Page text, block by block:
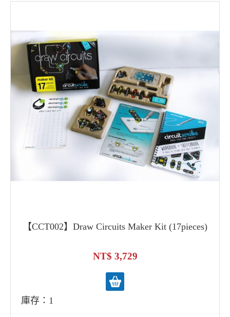
【CCT002】Draw Circuits Maker Kit (17pieces)
3,729
庫存：1